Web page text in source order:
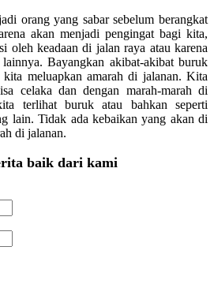
orang yang sabar sebelum berangkat
akan menjadi pengingat bagi kita,
oleh keadaan di jalan raya atau karena
Bayangkan akibat-akibat buruk
meluapkan amarah di jalanan. Kita
celaka dan dengan marah-marah di
terlihat buruk atau bahkan seperti
lain. Tidak ada kebaikan yang akan di
di jalanan.
baik dari kami